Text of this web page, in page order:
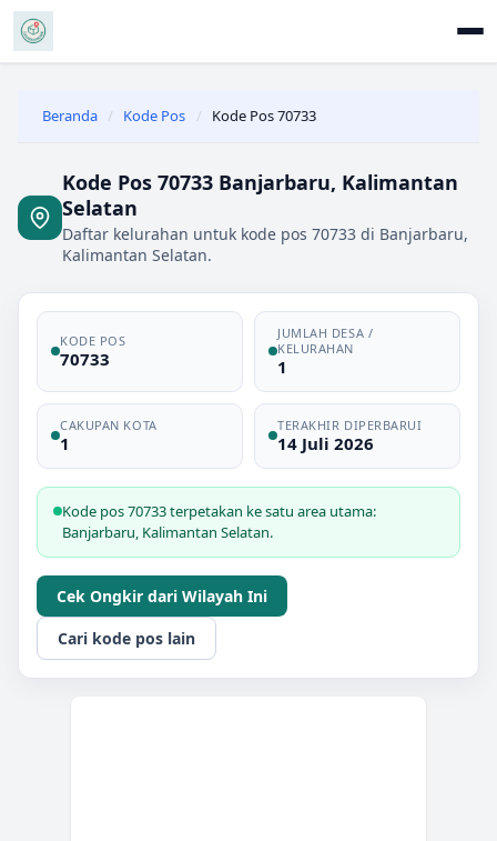
Beranda / Kode Pos / Kode Pos 70733
Kode Pos 70733 Banjarbaru, Kalimantan
Selatan
Daftar kelurahan untuk kode pos 70733 di Banjarbaru,
Kalimantan Selatan.
KODE POS
70733
JUMLAH DESA /
KELURAHAN
1
CAKUPAN KOTA
1
TERAKHIR DIPERBARUI
14 Juli 2026
Kode pos 70733 terpetakan ke satu area utama:
Banjarbaru, Kalimantan Selatan.
Cek Ongkir dari Wilayah Ini
Cari kode pos lain